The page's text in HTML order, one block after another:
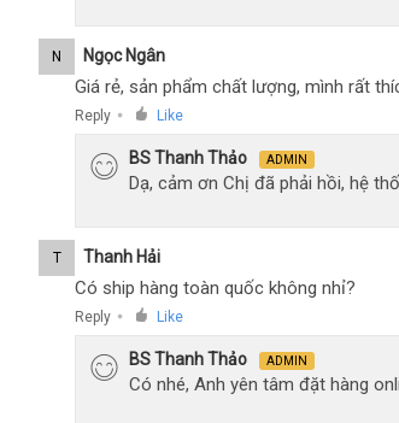
N Ngọc Ngân
Giá rẻ, sản phẩm chất lượng, mình rất
Reply ● Like
BS Thanh Thảo ADMIN
Dạ, cảm ơn Chị đã phải hồi, hệ
T Thanh Hải
Có ship hàng toàn quốc không nhỉ?
Reply ● Like
BS Thanh Thảo ADMIN
Có nhé, Anh yên tâm đặt hàng